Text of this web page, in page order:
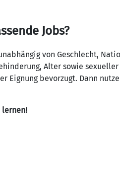
Jobs?
von Geschlecht,
Alter sowie
Eignung bevorzugt. Dann
lernen!